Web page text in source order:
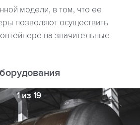
модели, в том, что ее
позволяют осуществить
на значительные
1 из 19